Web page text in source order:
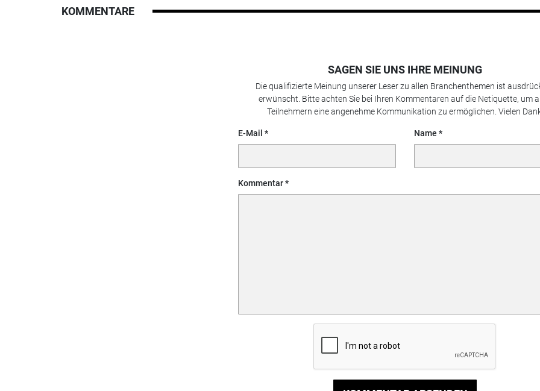
KOMMENTARE
SAGEN SIE UNS IHRE MEINUNG
Die qualifizierte Meinung unserer Leser zu allen Branchenthemen ist
erwünscht. Bitte achten Sie bei Ihren Kommentaren auf die Netiquette, um
Teilnehmern eine angenehme Kommunikation zu ermöglichen. Vielen
E-Mail Name
Kommentar